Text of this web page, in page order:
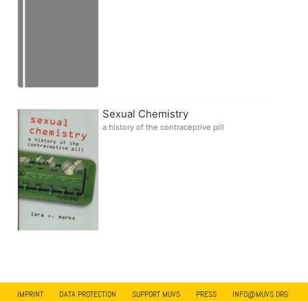
Sexual Chemistry
a history of the contraceptive pill
IMPRINT DATA PROTECTION SUPPORT MUVS PRESS INFO@MUVS.ORG